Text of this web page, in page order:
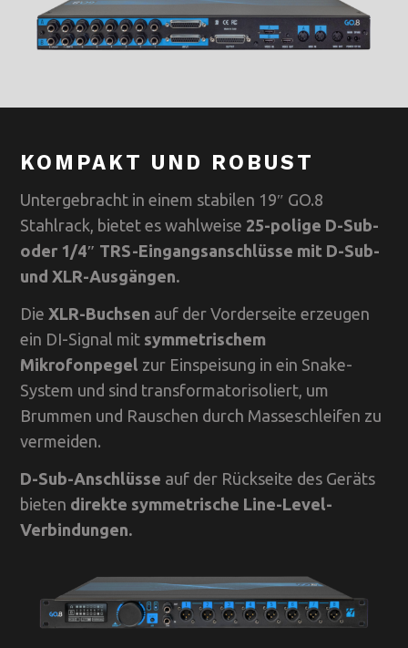
KOMPAKT UND ROBUST
Untergebracht in einem stabilen 19″ GO.8
Stahlrack, bietet es wahlweise 25-polige D-Sub-
oder 1/4″ TRS-Eingangsanschlüsse mit D-Sub-
und XLR-Ausgängen.
DieXLR-Buchsen auf der Vorderseite erzeugen
ein DI-Signal mit symmetrischem
Mikrofonpegel zur Einspeisung in ein Snake-
System und sind transformatorisoliert, um
Brummen und Rauschen durch Masseschleifen zu
vermeiden.
D-Sub-Anschlüsse auf der Rückseite des Geräts
bieten direkte symmetrische Line-Level-
Verbindungen.